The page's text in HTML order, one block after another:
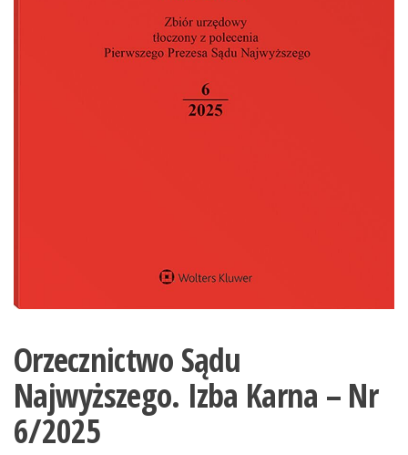
Orzecznictwo Sądu
Najwyższego. Izba Karna – Nr
6/2025